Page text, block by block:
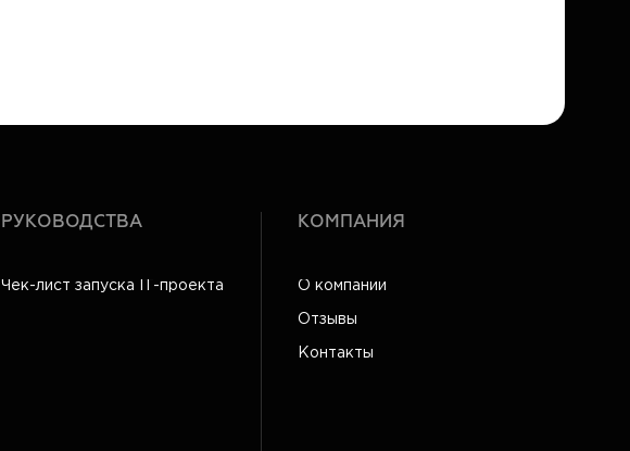
РУКОВОДСТВА
Чек-лист запуска IT-проекта
КОМПАНИЯ
О компании
Отзывы
Контакты